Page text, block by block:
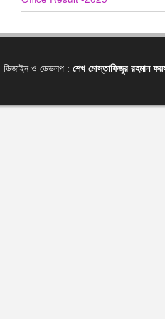
ডিজাইন ও ডেভলপ : শেখ মোস্তাফিজুর রহমান